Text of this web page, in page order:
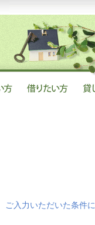
ご入力いただいた条件